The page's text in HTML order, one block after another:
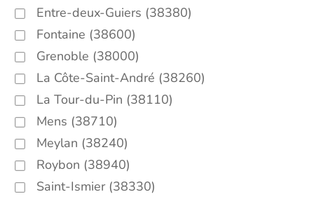
Entre-deux-Guiers (38380)
Fontaine (38600)
Grenoble (38000)
La Côte-Saint-André (38260)
La Tour-du-Pin (38110)
Mens (38710)
Meylan (38240)
Roybon (38940)
Saint-Ismier (38330)